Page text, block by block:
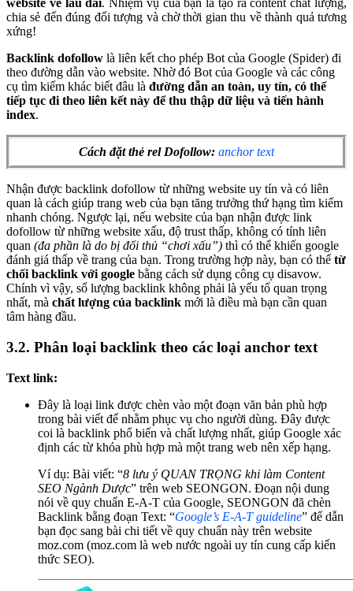
website về lâu dài. Nhiệm vụ của bạn là tạo ra content chất lượng,
chia sẻ đến đúng đối tượng và chờ thời gian thu về thành quả tương
xứng!
Backlink dofollow là liên kết cho phép Bot của Google (Spider) đi
theo đường dẫn vào website. Nhờ đó Bot của Google và các công
cụ tìm kiếm khác biết đâu là đường dẫn an toàn, uy tín, có thể
tiếp tục đi theo liên kết này để thu thập dữ liệu và tiến hành
index.
Cách đặt thẻ rel Dofollow: anchor text
Nhận được backlink dofollow từ những website uy tín và có liên
quan là cách giúp trang web của bạn tăng trưởng thứ hạng tìm kiếm
nhanh chóng. Ngược lại, nếu website của bạn nhận được link
dofollow từ những website xấu, độ trust thấp, không có tính liên
quan (đa phần là do bị đối thủ “chơi xấu”) thì có thể khiến google
đánh giá thấp về trang của bạn. Trong trường hợp này, bạn có thể từ
chối backlink với google bằng cách sử dụng công cụ disavow.
Chính vì vậy, số lượng backlink không phải là yếu tố quan trọng
nhất, mà chất lượng của backlink mới là điều mà bạn cần quan
tâm hàng đầu.
3.2. Phân loại backlink theo các loại anchor text
Text link:
Đây là loại link được chèn vào một đoạn văn bản phù hợp
trong bài viết để nhằm phục vụ cho người dùng. Đây được
coi là backlink phổ biến và chất lượng nhất, giúp Google xác
định các từ khóa phù hợp mà một trang web nên xếp hạng.
Ví dụ: Bài viết: “8 lưu ý QUAN TRỌNG khi làm Content
SEO Ngành Dược” trên web SEONGON. Đoạn nội dung
nói về quy chuẩn E-A-T của Google, SEONGON đã chèn
Backlink bằng đoạn Text: “Google’s E-A-T guideline” để dẫn
bạn đọc sang bài chi tiết về quy chuẩn này trên website
moz.com (moz.com là web nước ngoài uy tín cung cấp kiến
thức SEO).